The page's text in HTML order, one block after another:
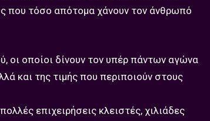
που τόσο απότομα χάνουν τον άνθρωπό
οι οποίοι δίνουν τον υπέρ πάντων αγώνα
και της τιμής που περιποιούν στους
επιχειρήσεις κλειστές, χιλιάδες